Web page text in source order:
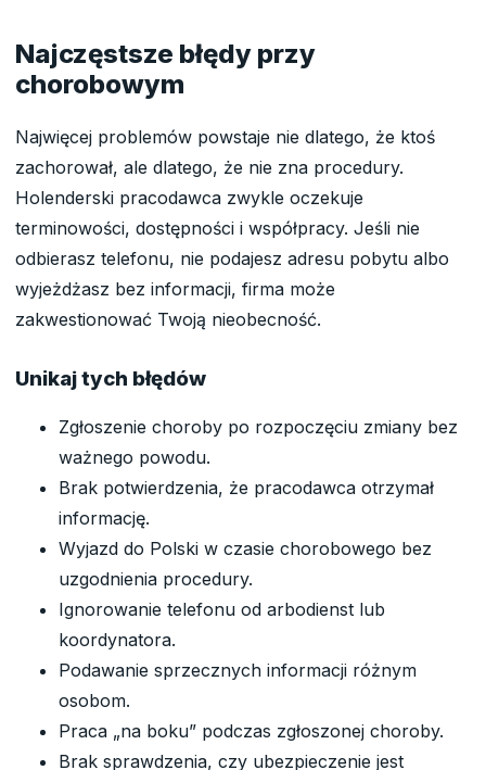
Najczęstsze błędy przy
chorobowym
Najwięcej problemów powstaje nie dlatego, że ktoś
zachorował, ale dlatego, że nie zna procedury.
Holenderski pracodawca zwykle oczekuje
terminowości, dostępności i współpracy. Jeśli nie
odbierasz telefonu, nie podajesz adresu pobytu albo
wyjeżdżasz bez informacji, firma może
zakwestionować Twoją nieobecność.
Unikaj tych błędów
Zgłoszenie choroby po rozpoczęciu zmiany bez
ważnego powodu.
Brak potwierdzenia, że pracodawca otrzymał
informację.
Wyjazd do Polski w czasie chorobowego bez
uzgodnienia procedury.
Ignorowanie telefonu od arbodienst lub
koordynatora.
Podawanie sprzecznych informacji różnym
osobom.
Praca „na boku” podczas zgłoszonej choroby.
Brak sprawdzenia, czy ubezpieczenie jest